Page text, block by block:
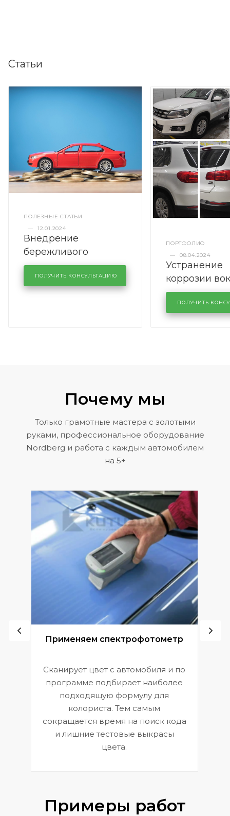
Статьи
ПОЛЕЗНЫЕ СТАТЬИ
—
12.01.2024
Внедрение
бережливого
производства в
кузовном сервисе
KUTUZOVV
ПОЛУЧИТЬ КОНСУЛЬТАЦИЮ
ПОРТФОЛИО
—
08.04.2024
Устранение
коррозии
лобового
районе
Volkswagen
ПОЛУЧИТЬ
Почему мы
Только грамотные мастера с золотыми
руками, профессиональное оборудование
Nordberg и работа с каждым автомобилем
на 5+
Применяем спектрофотометр
Сканирует цвет с автомобиля и по
программе подбирает наиболее
подходящую формулу для
колориста. Тем самым
сокращается время на поиск кода
и лишние тестовые выкрасы
цвета.
Примеры работ